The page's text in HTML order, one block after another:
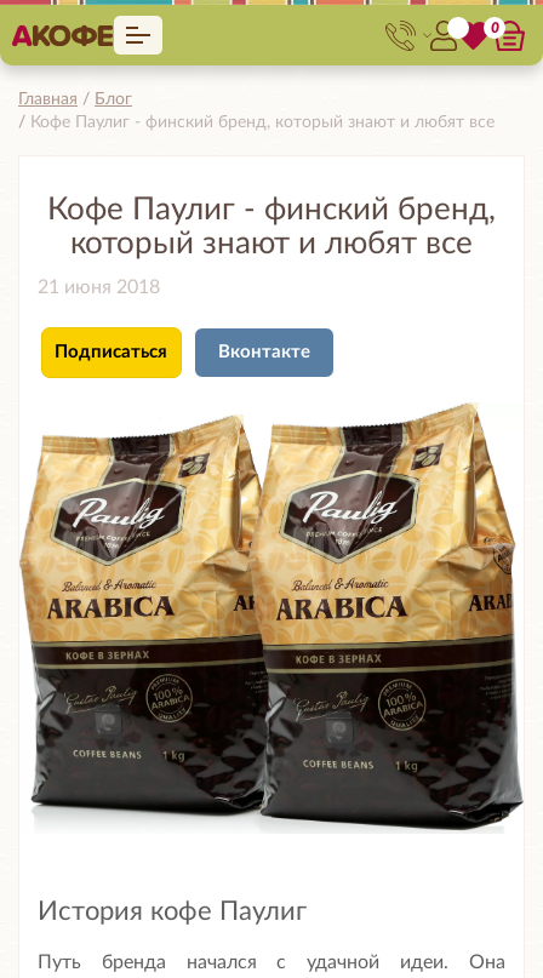
0
Главная
Блог
Кофе Паулиг - финский бренд, который знают и любят все
Кофе Паулиг - финский бренд,
который знают и любят все
21 июня 2018
Подписаться Вконтакте
История кофе Паулиг
Путь бренда начался с удачной идеи. Она